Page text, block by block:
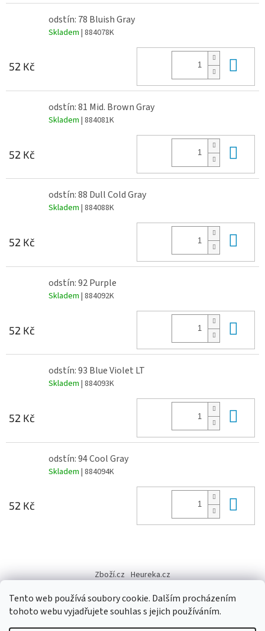
Tento web používá soubory cookie. Dalším procházením
tohoto webu vyjadřujete souhlas s jejich používáním.
odstín: 78 Bluish Gray
Skladem | 884078K
52 Kč
odstín: 81 Mid. Brown Gray
Skladem | 884081K
52 Kč
odstín: 88 Dull Cold Gray
Skladem | 884088K
52 Kč
odstín: 92 Purple
Skladem | 884092K
52 Kč
odstín: 93 Blue Violet LT
Skladem | 884093K
52 Kč
odstín: 94 Cool Gray
Skladem | 884094K
52 Kč
p
Zboží.cz Heureka.cz